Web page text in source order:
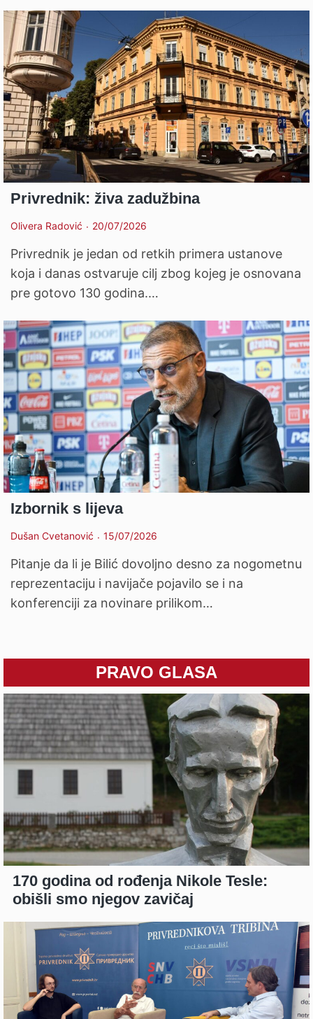
Privrednik: živa zadužbina
Olivera Radović 20/07/2026
Privrednik je jedan od retkih primera ustanove
koja i danas ostvaruje cilj zbog kojeg je osnovana
pre gotovo 130 godina.…
Izbornik s lijeva
Dušan Cvetanović 15/07/2026
Pitanje da li je Bilić dovoljno desno za nogometnu
reprezentaciju i navijače pojavilo se i na
konferenciji za novinare prilikom…
PRAVO GLASA
170 godina od rođenja Nikole Tesle:
obišli smo njegov zavičaj